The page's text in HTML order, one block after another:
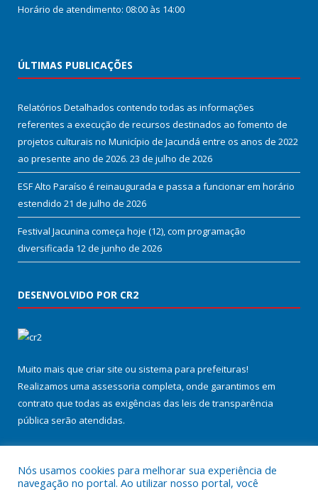
Horário de atendimento: 08:00 às 14:00
ÚLTIMAS PUBLICAÇÕES
Relatórios Detalhados contendo todas as informações
referentes a execução de recursos destinados ao fomento de
projetos culturais no Município de Jacundá entre os anos de 2022
ao presente ano de 2026. 23 de julho de 2026
ESF Alto Paraíso é reinaugurada e passa a funcionar em horário
estendido 21 de julho de 2026
Festival Jacunina começa hoje (12), com programação
diversificada 12 de junho de 2026
DESENVOLVIDO POR CR2
Muito mais que criar site ou sistema para prefeituras!
Realizamos uma assessoria completa, onde garantimos em
contrato que todas as exigências das leis de transparência
pública serão atendidas.
Nós usamos cookies para melhorar sua experiência de
navegação no portal. Ao utilizar nosso portal, você